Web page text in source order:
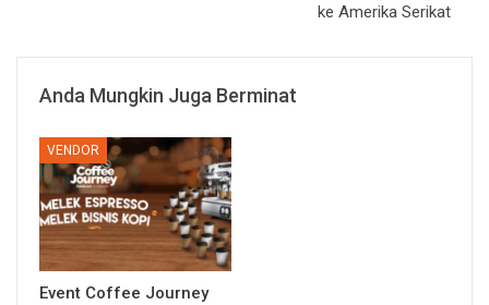
ke Amerika Serikat
Anda Mungkin Juga Berminat
VENDOR
Event Coffee Journey